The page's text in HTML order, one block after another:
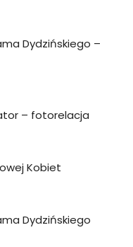
Dydzińskiego –
– fotorelacja
Kobiet
Dydzińskiego